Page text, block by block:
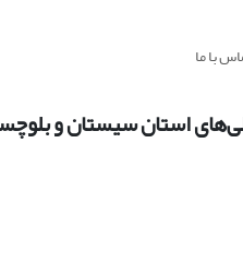
با ما
استان سیستان و